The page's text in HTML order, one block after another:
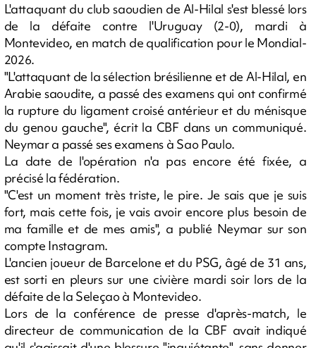
L'attaquant du club saoudien de Al-Hilal s'est blessé lors
de la défaite contre l'Uruguay (2-0), mardi à
Montevideo, en match de qualification pour le Mondial-
2026.
"L'attaquant de la sélection brésilienne et de Al-Hilal, en
Arabie saoudite, a passé des examens qui ont confirmé
la rupture du ligament croisé antérieur et du ménisque
du genou gauche", écrit la CBF dans un communiqué.
Neymar a passé ses examens à Sao Paulo.
La date de l'opération n'a pas encore été fixée, a
précisé la fédération.
"C'est un moment très triste, le pire. Je sais que je suis
fort, mais cette fois, je vais avoir encore plus besoin de
ma famille et de mes amis", a publié Neymar sur son
compte Instagram.
L'ancien joueur de Barcelone et du PSG, âgé de 31 ans,
est sorti en pleurs sur une civière mardi soir lors de la
défaite de la Seleçao à Montevideo.
Lors de la conférence de presse d'après-match, le
directeur de communication de la CBF avait indiqué